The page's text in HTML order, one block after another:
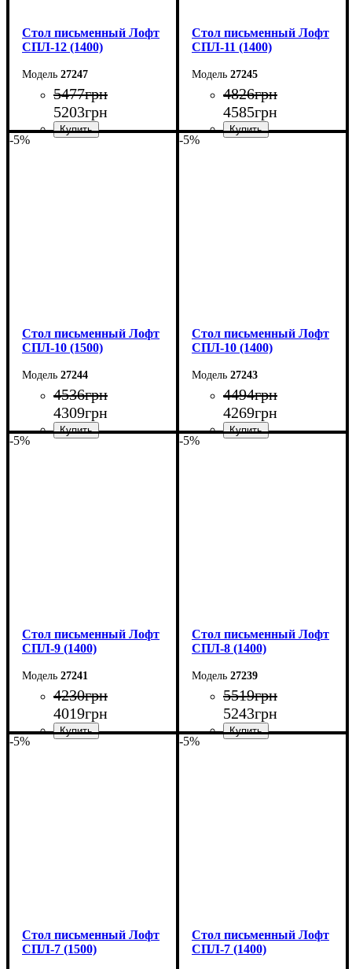
Стол письменный Лофт
СПЛ-12 (1400)
27247
5477грн
5203грн
Стол письменный Лофт
СПЛ-11 (1400)
27245
4826грн
4585грн
-5%
Стол письменный Лофт
СПЛ-10 (1500)
27244
4536грн
4309грн
-5%
Стол письменный Лофт
СПЛ-10 (1400)
27243
4494грн
4269грн
-5%
Стол письменный Лофт
СПЛ-9 (1400)
27241
4230грн
4019грн
-5%
Стол письменный Лофт
СПЛ-8 (1400)
27239
5519грн
5243грн
-5%
Стол письменный Лофт
СПЛ-7 (1500)
-5%
Стол письменный Лофт
СПЛ-7 (1400)